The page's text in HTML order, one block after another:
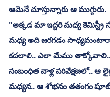
ఆమెనే చూస్తున్నారు ఆ ముగ్గురు.
"అక్కడ మా ఇద్దరి మధ్య
మధ్య అది జరగడం
కదలాలి.. ఎలా మేము
సంబంధిత వాళ్ల పరివేక్షణలో.. ఆ
మధ్యన.. ఆ శోభనం తతంగం